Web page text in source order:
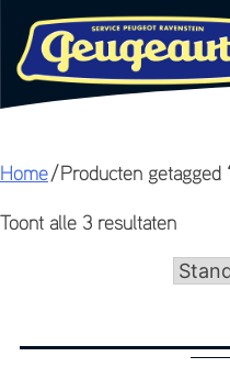
Skip
content
Home/ Producten getagged
Toont alle 3 resultaten